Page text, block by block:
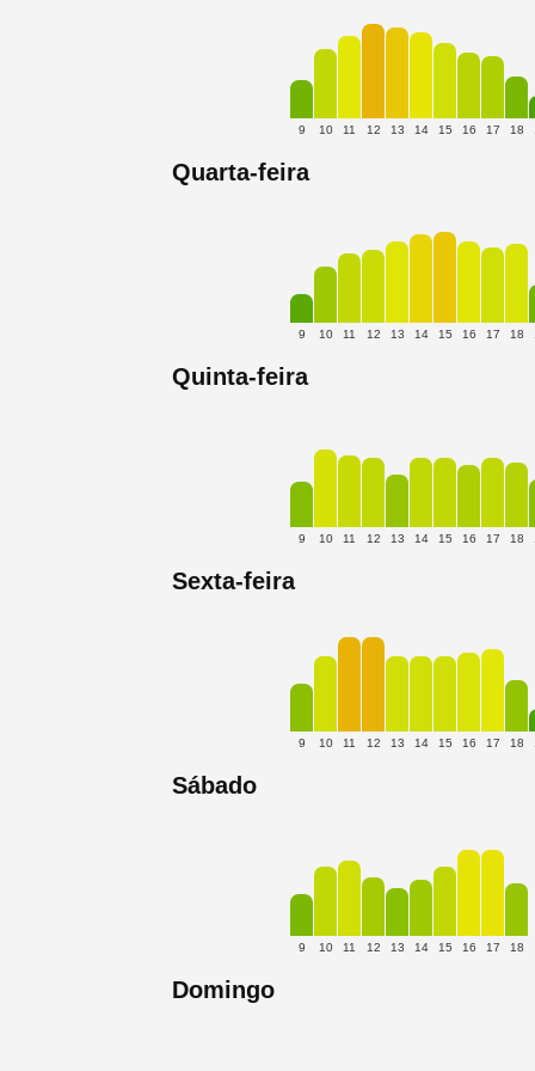
9 10 11 12 13 14 15 16 17 18
Quarta-feira
9 10 11 12 13 14 15 16 17 18
Quinta-feira
9 10 11 12 13 14 15 16 17 18
Sexta-feira
9 10 11 12 13 14 15 16 17 18
Sábado
9 10 11 12 13 14 15 16 17 18
Domingo